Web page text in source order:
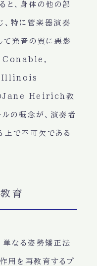
と、身体の他の部
、特に管楽器演奏
て発音の質に悪影
Conable,
Illinois
Heirich教
ルの概念が、演奏者
上で不可欠である
育
単なる姿勢矯正法
用を再教育するプ